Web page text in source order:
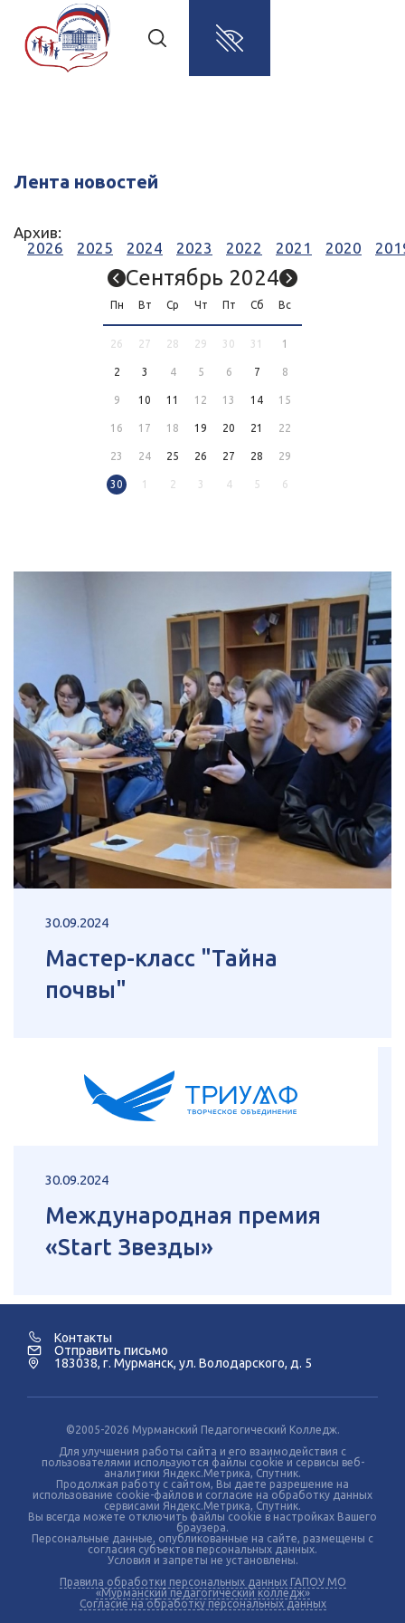
Лента новостей
Архив:
2026
2025 2024 2023 2022 2021 2020
Сентябрь 2024
Пн Вт Ср Чт Пт Сб Вс
26 27 28 29 30 31 1
2 3 4 5 6 7 8
9 10 11 12 13 14 15
16 17 18 19 20 21 22
23 24 25 26 27 28 29
30 1 2 3 4 5 6
30.09.2024
Мастер-класс "Тайна
почвы"
30.09.2024
Международная премия
«Start Звезды»
Контакты
Отправить письмо
183038, г. Мурманск, ул. Володарского, д. 5
©2005-2026 Мурманский Педагогический Колледж.
Для улучшения работы сайта и его взаимодействия с
пользователями используются файлы cookie и сервисы веб-
аналитики Яндекс.Метрика, Спутник.
Продолжая работу с сайтом, Вы даете разрешение на
использование cookie-файлов и согласие на обработку данных
сервисами Яндекс.Метрика, Спутник.
Вы всегда можете отключить файлы cookie в настройках Вашего
браузера.
Персональные данные, опубликованные на сайте, размещены с
согласия субъектов персональных данных.
Условия и запреты не установлены.
Правила обработки персональных данных ГАПОУ МО
«Мурманский педагогический колледж»
Согласие на обработку персональных данных